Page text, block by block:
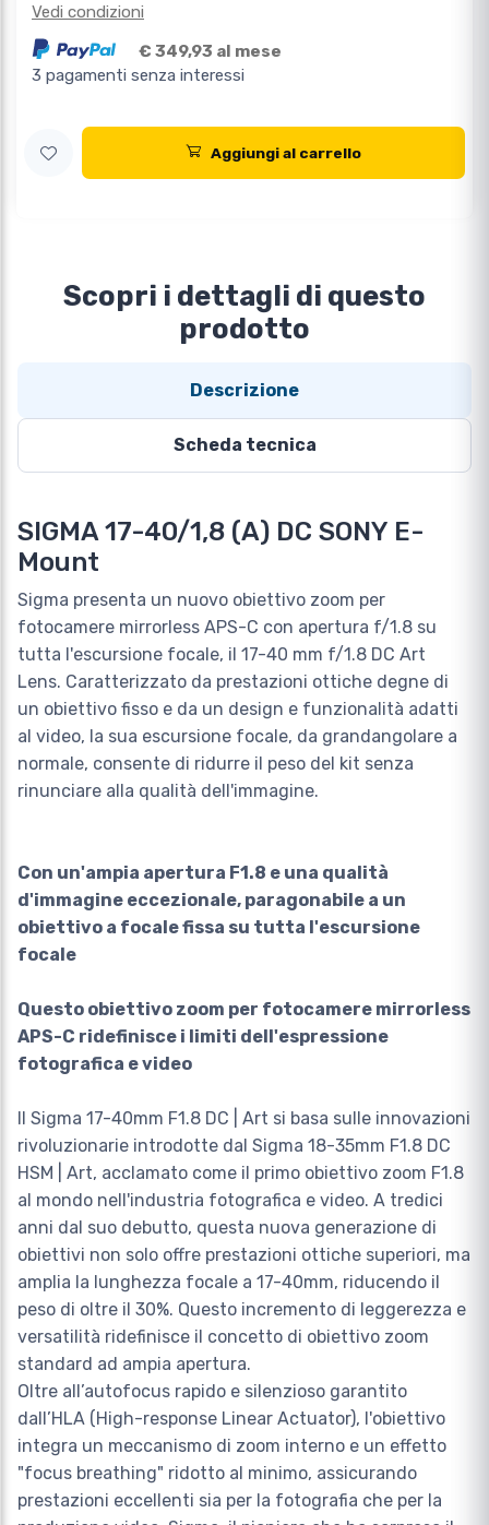
Vedi condizioni
€ 349,93 al mese
3 pagamenti senza interessi
Aggiungi al carrello
Scopri i dettagli di questo
prodotto
Descrizione
Scheda tecnica
SIGMA 17-40/1,8 (A) DC SONY E-
Mount
Sigma presenta un nuovo obiettivo zoom per
fotocamere mirrorless APS-C con apertura f/1.8 su
tutta l'escursione focale, il 17-40 mm f/1.8 DC Art
Lens. Caratterizzato da prestazioni ottiche degne di
un obiettivo fisso e da un design e funzionalità adatti
al video, la sua escursione focale, da grandangolare a
normale, consente di ridurre il peso del kit senza
rinunciare alla qualità dell'immagine.
Con un'ampia apertura F1.8 e una qualità
d'immagine eccezionale, paragonabile a un
obiettivo a focale fissa su tutta l'escursione
focale
Questo obiettivo zoom per fotocamere mirrorless
APS-C ridefinisce i limiti dell'espressione
fotografica e video
Il Sigma 17-40mm F1.8 DC | Art si basa sulle innovazioni
rivoluzionarie introdotte dal Sigma 18-35mm F1.8 DC
HSM | Art, acclamato come il primo obiettivo zoom F1.8
al mondo nell'industria fotografica e video. A tredici
anni dal suo debutto, questa nuova generazione di
obiettivi non solo offre prestazioni ottiche superiori, ma
amplia la lunghezza focale a 17-40mm, riducendo il
peso di oltre il 30%. Questo incremento di leggerezza e
versatilità ridefinisce il concetto di obiettivo zoom
standard ad ampia apertura.
Oltre all’autofocus rapido e silenzioso garantito
dall’HLA (High-response Linear Actuator), l'obiettivo
integra un meccanismo di zoom interno e un effetto
"focus breathing" ridotto al minimo, assicurando
prestazioni eccellenti sia per la fotografia che per la